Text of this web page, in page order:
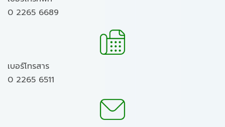
0 2265 6689
เบอร์โทรสาร
0 2265 6511